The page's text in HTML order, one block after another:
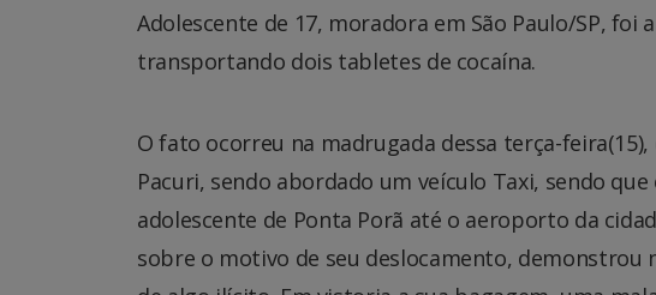
Adolescente de 17, moradora em São Paulo/SP, foi
transportando dois tabletes de cocaína.
O fato ocorreu na madrugada dessa terça-
Pacuri, sendo abordado um veículo Taxi, sendo
adolescente de Ponta Porã até o aeroporto da
sobre o motivo de seu deslocamento,